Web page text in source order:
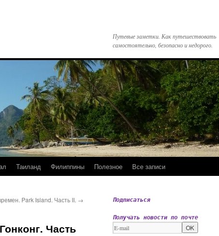
Путевые заметки. Как путешествовать
самостоятельно, безопасно и недорого.
Таиланд Филиппины Полезное Все записи
Park Island. Часть II. →
Часть
Подписаться
Получать новости по почте